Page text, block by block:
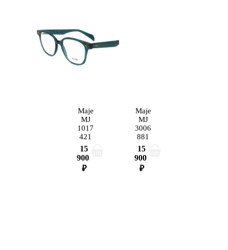
Maje
MJ
1017
421
15
900
₽
Maje
MJ
3006
881
15
900
₽